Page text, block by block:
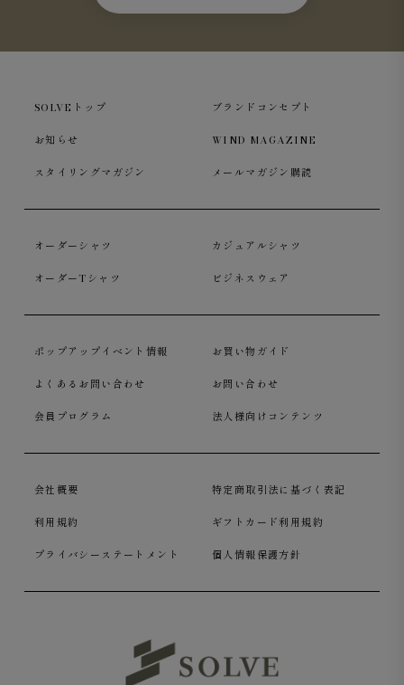
SOLVEトップ ブランドコンセプト
お知らせ WIND MAGAZINE
スタイリングマガジン メールマガジン購読
オーダーシャツ カジュアルシャツ
オーダーTシャツ ビジネスウェア
ポップアップイベント情報 お買い物ガイド
よくあるお問い合わせ お問い合わせ
会員プログラム 法人様向けコンテンツ
会社概要 特定商取引法に基づく表記
利用規約 ギフトカード利用規約
プライバシーステートメント 個人情報保護方針